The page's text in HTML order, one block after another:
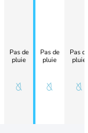
Pas de
pluie
Pas de
pluie
Pas
pluie